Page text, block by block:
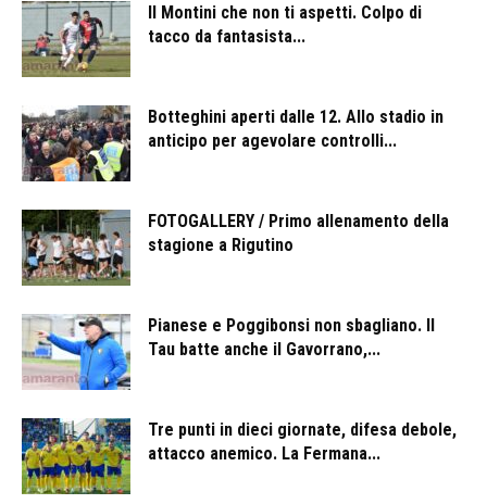
Il Montini che non ti aspetti. Colpo di
tacco da fantasista...
Botteghini aperti dalle 12. Allo stadio in
anticipo per agevolare controlli...
FOTOGALLERY / Primo allenamento della
stagione a Rigutino
Pianese e Poggibonsi non sbagliano. Il
Tau batte anche il Gavorrano,...
Tre punti in dieci giornate, difesa debole,
attacco anemico. La Fermana...